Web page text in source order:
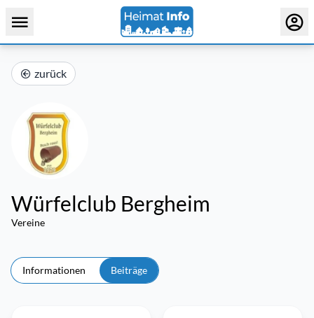
zurück
Würfelclub Bergheim
Vereine
Informationen Beiträge